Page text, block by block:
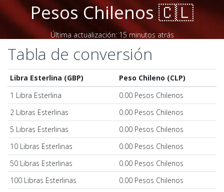
Pesos Chilenos 🇨🇱
Última actualización: 15 minutos atrás
Tabla de conversión
Libra Esterlina (GBP)
Peso Chileno (CLP)
1 Libra Esterlina
0.00 Pesos Chilenos
2 Libras Esterlinas
0.00 Pesos Chilenos
5 Libras Esterlinas
0.00 Pesos Chilenos
10 Libras Esterlinas
0.00 Pesos Chilenos
50 Libras Esterlinas
0.00 Pesos Chilenos
100 Libras Esterlinas
0.00 Pesos Chilenos